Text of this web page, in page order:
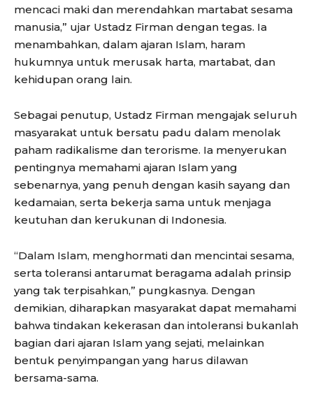
mencaci maki dan merendahkan martabat sesama
manusia,” ujar Ustadz Firman dengan tegas. Ia
menambahkan, dalam ajaran Islam, haram
hukumnya untuk merusak harta, martabat, dan
kehidupan orang lain.
Sebagai penutup, Ustadz Firman mengajak seluruh
masyarakat untuk bersatu padu dalam menolak
paham radikalisme dan terorisme. Ia menyerukan
pentingnya memahami ajaran Islam yang
sebenarnya, yang penuh dengan kasih sayang dan
kedamaian, serta bekerja sama untuk menjaga
keutuhan dan kerukunan di Indonesia.
“Dalam Islam, menghormati dan mencintai sesama,
serta toleransi antarumat beragama adalah prinsip
yang tak terpisahkan,” pungkasnya. Dengan
demikian, diharapkan masyarakat dapat memahami
bahwa tindakan kekerasan dan intoleransi bukanlah
bagian dari ajaran Islam yang sejati, melainkan
bentuk penyimpangan yang harus dilawan
bersama-sama.